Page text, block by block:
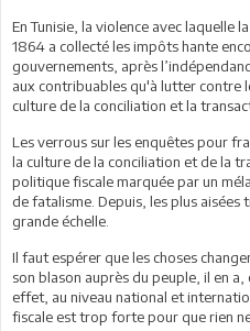
En Tunisie, la violence avec laquelle
1864 a collecté les impôts hante
gouvernements, après
aux contribuables qu'à lutter contre
culture de la conciliation et la
Les verrous sur les enquêtes pour
la culture de la conciliation et de la
politique fiscale marquée par un
de fatalisme. Depuis, les plus
grande échelle.
Il faut espérer que les choses
son blason auprès du peuple, il en
effet, au niveau national et
fiscale est trop forte pour que rien ne